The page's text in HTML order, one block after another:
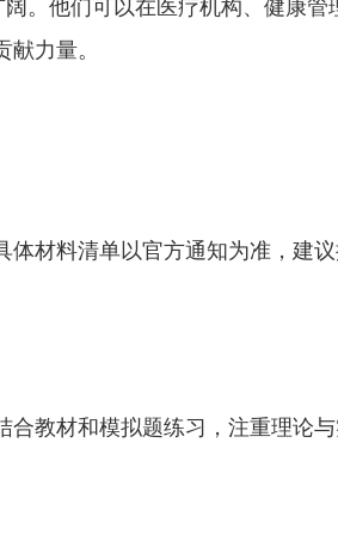
阔。他们可以在医疗机构、健康管
力量。
体材料清单以官方通知为准，建
合教材和模拟题练习，注重理论